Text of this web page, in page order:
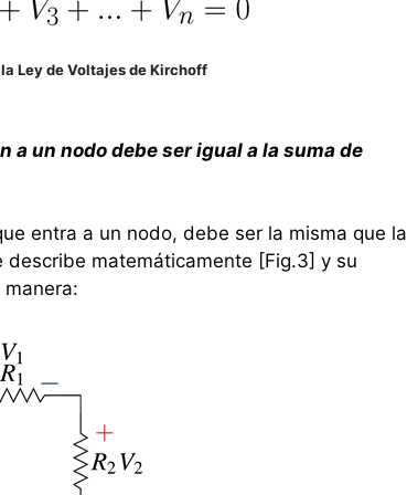
Ley de Voltajes de Kirchoff
a un nodo debe ser igual a la suma de
entra a un nodo, debe ser la misma que la
describe matemáticamente [Fig.3] y su